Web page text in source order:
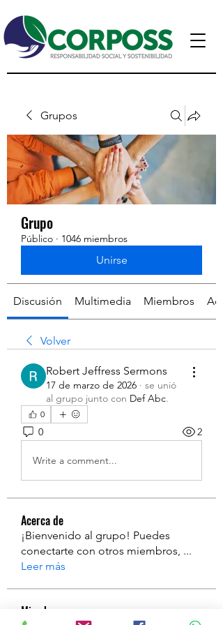
Grupos
Grupo
Público · 1046 miembros
Unirse
Discusión Multimedia Miembros
Volver
Robert Jeffress Sermons
17 de marzo de 2026 · se unió
al grupo junto con Def Abc.
0
0 2
Write a comment...
Acerca de
¡Bienvenido al grupo! Puedes
conectarte con otros miembros, ...
Leer más
Miembros